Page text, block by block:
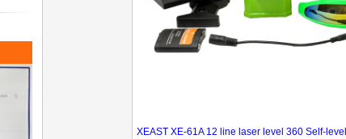
XEAST XE-61A 12 line laser level 360 Self-